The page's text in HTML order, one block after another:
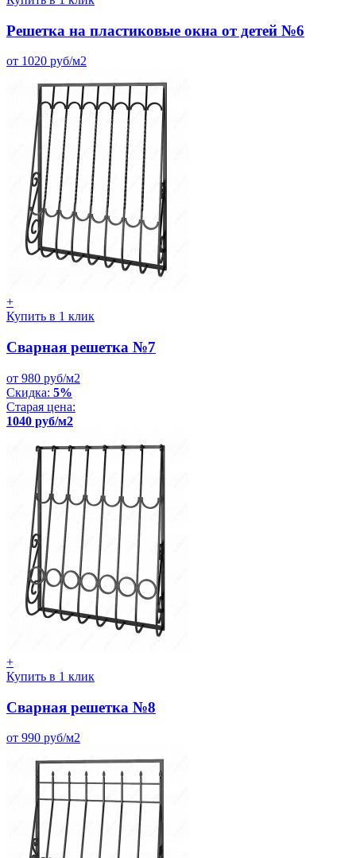
Решетка на пластиковые окна от детей №6
от 1020 руб/м2
+
Купить в 1 клик
Сварная решетка №7
от 980 руб/м2
Скидка: 5%
Старая цена:
1040 руб/м2
+
Купить в 1 клик
Сварная решетка №8
от 990 руб/м2